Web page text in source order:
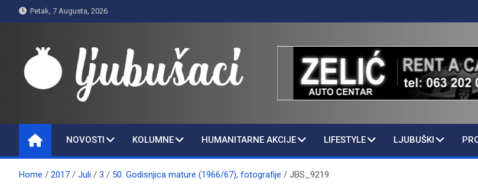
to
Petak, 7 Augusta, 2026
Ljubušaci
NOVOSTI KOLUMNE HUMANITARNE AKCIJE LIFESTYLE LJUBUŠKI
Home 2017 Juli 3 50. Godisnjica mature (1966/67), fotografije JBS_9219